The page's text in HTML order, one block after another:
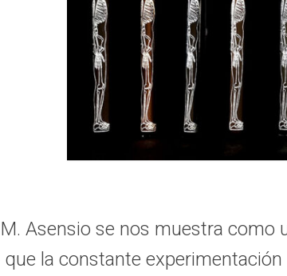
Asensio se nos muestra
la constante